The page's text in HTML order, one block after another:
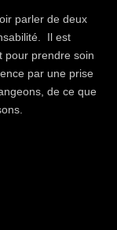
parler de deux
Il est
pour prendre soin
par une prise
de ce que